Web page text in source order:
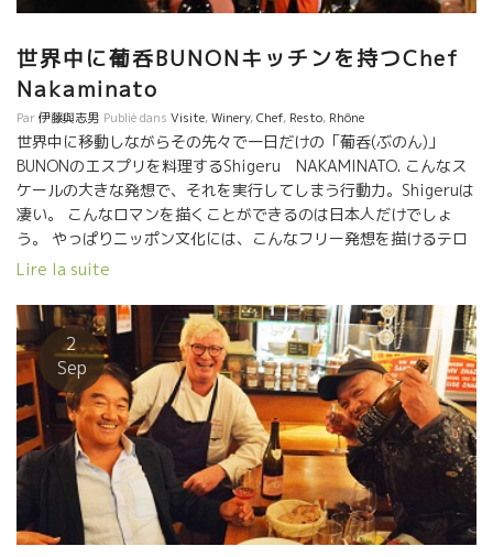
う。 自然派ワインを嫌いな人も、自然派オタク的な人も、ワイン
なるだろう。 一般ワインの蔵元もグラン・クリュの蔵も、極めて
美味しいワインを造る人達が、実際にやりだしたことは自然派ワ
インの蔵元がやってきたことをやりだしている。 こんな風に二極
分化してくるのではと思う。 １）極めたワイン（グランクリュも
含めた美味しいワイン、今の一部の極めた美味しい自然派ワイ
ン） ２）一般ワイン（今までの普通のワイン、自然派ワインの極
めない美味しくないワイン） 自然派ワインというくくりで解決で
きなくなっているし、必要とされない時代になってきている。 自
多い。 そんな酷い自然派を指さして『自然派ワインなんておいし
くないね！嫌いだよ。』と言って避けていた人も多い。 そろそろ
目を覚まして、現実を観ていかないとワインの世界では生きてい
けない時代がくるだろう。 世界中を飛び廻る中湊さんの話は面白
い。 現場を渡り歩いた人しか語れない真実がある。 『アジア諸国
は日本人が考えているアジアではないことを、』力説する中湊さ
ん。 ここ近年で世界は変わるだろう。そんな中で日本人はいつも
中心で活躍していくだろう。日本人の真価はこれからだ！ 何
故！ “和”の哲学をDNAにもっているからです。 世界を大局的に
とらえて“和”をイメージできる生き方ができるからである。 国境
を超えて日本人は活躍していくだろう！ ★Le Temps d’Aimer
ル・タン・デメ醸造のSorcellerieソルスルリ ウーン、何て美味し
世界中に葡呑BUNONキッチンを持つChef
Nakaminato
Par伊藤與志男 Publié dans Visite,Winery,Chef, Resto, Rhône
世界中に移動しながらその先々で一日だけの「葡呑(ぶのん)」
BUNONのエスプリを料理するShigeru NAKAMINATO. こんなス
ケールの大きな発想で、それを実行してしまう行動力。Shigeruは
凄い。 こんなロマンを描くことができるのは日本人だけでしょ
う。 やっぱりニッポン文化には、こんなフリー発想を描けるテロ
ワールがある。 三ツ星シェフが商売で世界中に店をオープンする
ルネジャン親子とMADOKAとやって来た。 もう超満員！ 建物が
崩れそうな勢いだった。 凄いな、葡呑。 逢いたかった勝山さん、
なんと長崎の大坪さんとも逢えてしまった。 葡呑の中は熱気で
酸素が薄くなっている。時々外で酸素吸入しないと還元しそう。
外では若い世代が巡り逢った。 今の日本には新しい発想で、自然
派ワインを極めた料理にドンピシャリと合わせて１０倍美味しく
してくれる若手ソムリエさんが育っている。 日本にも次世代ソム
リエがやって来た。 そんな若手の発想を育てる酵母菌が葡呑には
一杯詰まっている。 自然派ワインの深い底力を彼らが違う次元で
表現してくれるだろ。 日本はやっぱりニッポンだ。
Lire la suite
2
Sep